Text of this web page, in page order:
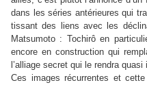
dans les séries antérieures qui
tissant des liens avec les
Matsumoto : Tochirô en
encore en construction qui
l’alliage secret qui le rendra
Ces images récurrentes et